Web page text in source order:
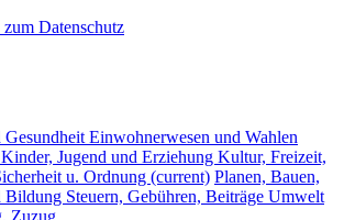
Datenschutz
Gesundheit Einwohnerwesen und Wahlen
Kinder, Jugend und Erziehung Kultur, Freizeit,
u. Ordnung (current) Planen, Bauen,
Bildung Steuern, Gebühren, Beiträge Umwelt
Zuzug